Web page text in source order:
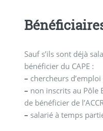
Sauf s’ils sont déjà
bénéficier du CAPE :
– chercheurs
– non inscrits au Pôle
de bénéficier de
– salarié à temps